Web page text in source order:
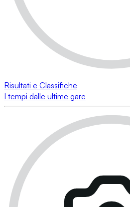
Risultati e Classifiche
I tempi dalle ultime gare